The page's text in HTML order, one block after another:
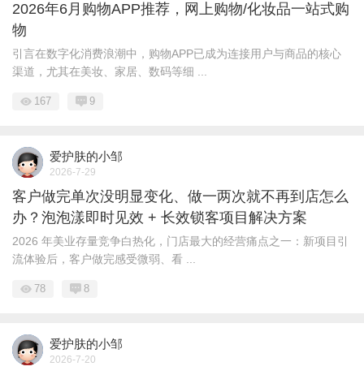
2026年6月购物APP推荐，网上购物/化妆品一站式购
物
引言在数字化消费浪潮中，购物APP已成为连接用户与商品的核心
渠道，尤其在美妆、家居、数码等细 ...
167 9
爱护肤的小邹
2026-7-29
客户做完单次没明显变化、做一两次就不再到店怎么
办？泡泡漾即时见效 + 长效锁客项目解决方案
2026 年美业存量竞争白热化，门店最大的经营痛点之一：新项目引
流体验后，客户做完感受微弱、看 ...
78 8
爱护肤的小邹
2026-7-20